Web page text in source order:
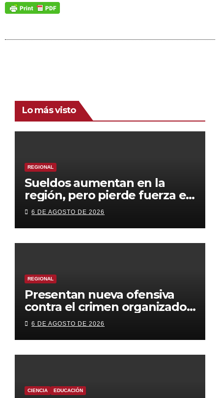
Lo más visto
REGIONAL
Sueldos aumentan en la
región, pero pierde fuerza el
empleo formal
6 DE AGOSTO DE 2026
REGIONAL
Presentan nueva ofensiva
contra el crimen organizado:
más control territorial,
cárceles más estrictas y
decomiso de bienes
6 DE AGOSTO DE 2026
CIENCIA EDUCACIÓN